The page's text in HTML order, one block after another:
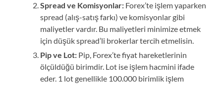
Spread ve Komisyonlar: Forex’te işlem yaparken
spread (alış-satış farkı) ve komisyonlar gibi
maliyetler vardır. Bu maliyetleri minimize etmek
için düşük spread’li brokerlar tercih etmelisin.
Pip ve Lot: Pip, Forex’te fiyat hareketlerinin
ölçüldüğü birimdir. Lot ise işlem hacmini ifade
eder. 1 lot genellikle 100.000 birimlik işlem